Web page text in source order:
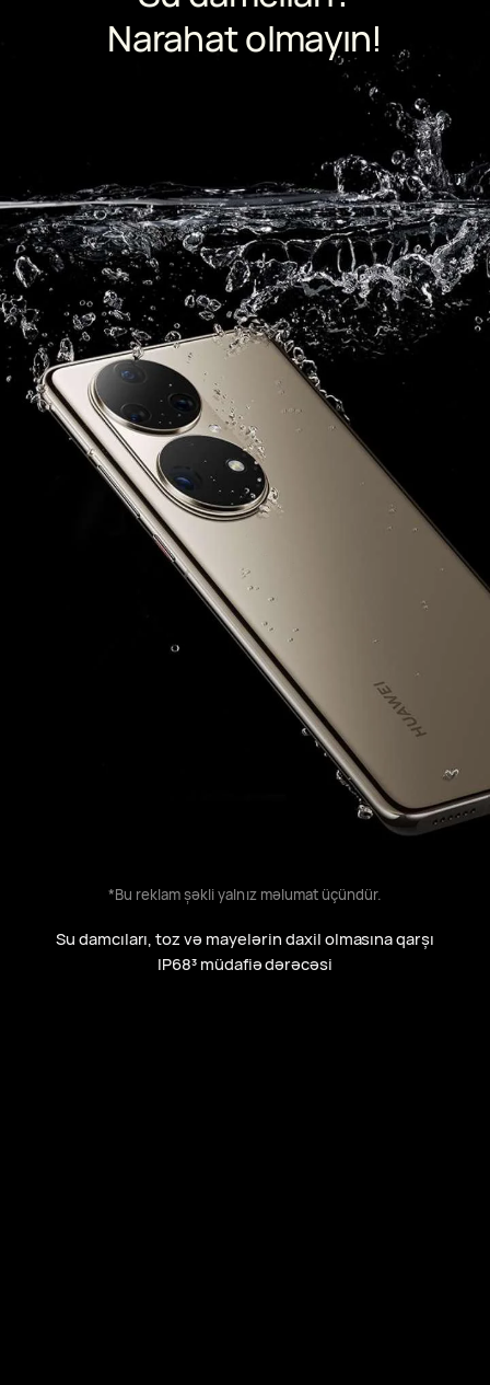
Narahat olmayın!
*Bu reklam şəkli yalnız məlumat üçündür.
Su damcıları, toz və mayelərin daxil olmasına qarşı
IP68⁠3müdafiə dərəcəsi